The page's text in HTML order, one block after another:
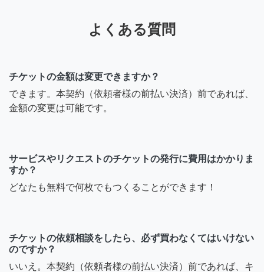
よくある質問
チケットの金額は変更できますか？
できます。本契約（依頼者様の前払い決済）前であれば、
金額の変更は可能です。
サービスやリクエストのチケットの発行に費用はかかりま
すか？
どなたも無料で何枚でもつくることができます！
チケットの依頼相談をしたら、必ず買わなくてはいけない
のですか？
いいえ。本契約（依頼者様の前払い決済）前であれば、キ